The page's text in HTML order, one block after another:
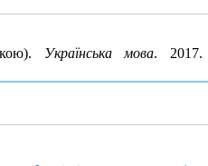
Українська мова.